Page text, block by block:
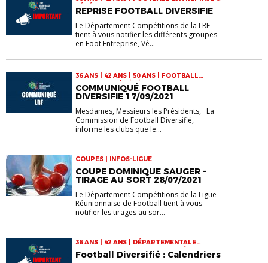
VÉTÉRANS
REPRISE FOOTBALL DIVERSIFIE
Le Département Compétitions de la LRF
tient à vous notifier les différents groupes
en Foot Entreprise, Vé...
36 ANS | 42 ANS | 50 ANS | FOOTBALL
ENTREPRISE | VÉTÉRANS
COMMUNIQUÉ FOOTBALL
DIVERSIFIE 17/09/2021
Mesdames, Messieurs les Présidents, La
Commission de Football Diversifié,
informe les clubs que le...
COUPES | INFOS-LIGUE
COUPE DOMINIQUE SAUGER -
TIRAGE AU SORT 28/07/2021
Le Département Compétitions de la Ligue
Réunionnaise de Football tient à vous
notifier les tirages au sor...
36 ANS | 42 ANS | DÉPARTEMENTALE
ENTREPRISE 2 | INFOS-LIGUE | RÉGIONALE
ENTREPRISE 1 | VÉTÉRANS
Football Diversifié : Calendriers